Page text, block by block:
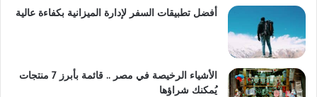
أفضل تطبيقات السفر لإدارة الميزانية بكفاءة عالية
الأشياء الرخيصة في مصر .. قائمة بأبرز 7 منتجات
يُمكنك شراؤها